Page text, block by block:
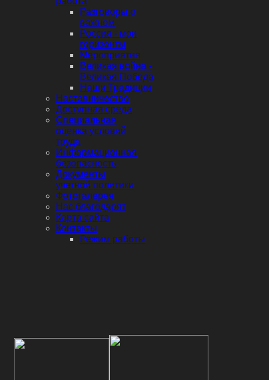
Разговоры о
важном
Россия - мои
горизонты
Мероприятия
Великая война -
Великая Победа
Наши Традиции
Наставничество
Доступная среда
Специальная
оценка условий
труда
Информационная
безопасность
Документы
учетной политики
Фотогалерея
Нас благодарят
Карта сайта
Контакты
Режим работы